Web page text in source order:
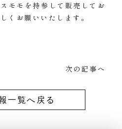
モモを持参して販売してお
くお願いいたします。
次の記事へ
一覧へ戻る